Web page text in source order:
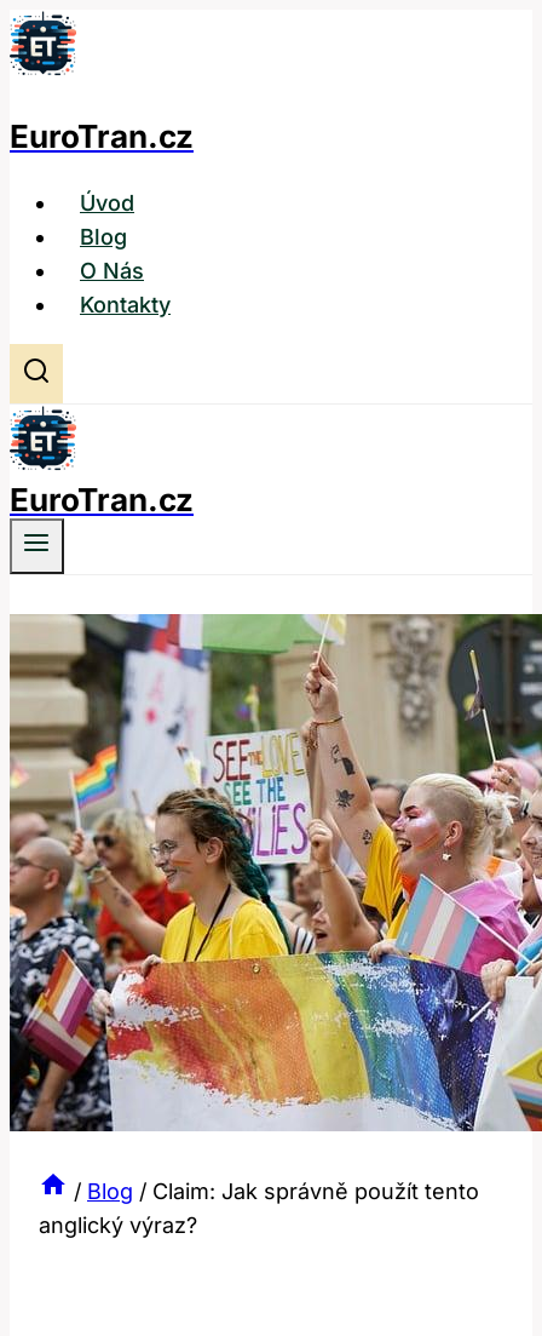
Přeskočit
na
EuroTran.cz
Úvod
Blog
O Nás
Kontakty
EuroTran.cz
/ Blog / Claim: Jak správně použít tento
anglický výraz?